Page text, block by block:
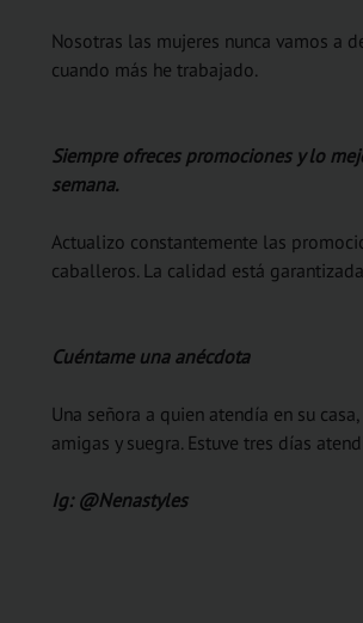
Nosotras las mujeres nunca vamos a
cuando más he trabajado.
Siempre ofreces promociones y lo
semana.
Actualizo constantemente las
caballeros. La calidad está
Cuéntame una anécdota
Una señora a quien atendía en su
amigas y suegra. Estuve tres días
Ig: @Nenastyles